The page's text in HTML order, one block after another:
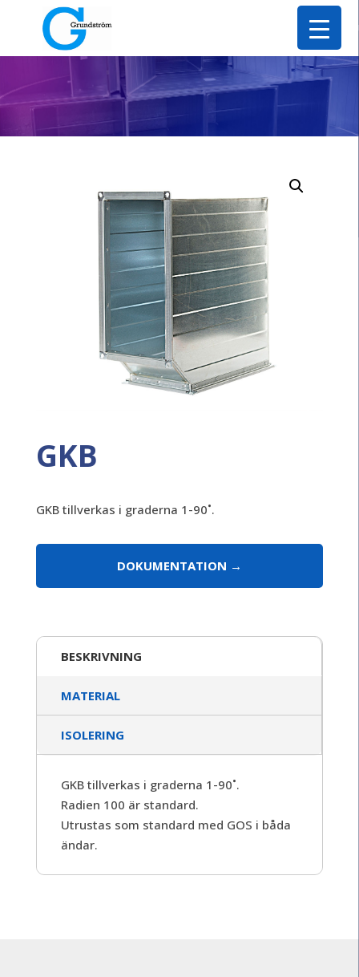
GKB
GKB tillverkas i graderna 1-90˚.
DOKUMENTATION
BESKRIVNING
MATERIAL
ISOLERING
GKB tillverkas i graderna 1-90˚.
Radien 100 är standard.
Utrustas som standard med GOS i båda
ändar.